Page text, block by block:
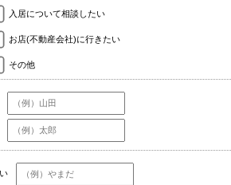
入居について相談したい
お店(不動産会社)に行きたい
その他